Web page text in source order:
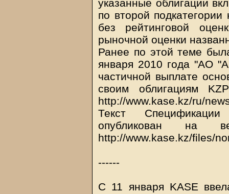
указанные облигации
по второй
без рейтинговой
рыночной оценки
Ранее по этой теме
января 2010 года "АО
частичной выплате
своим облигациям
http://www.kase.kz/ru/
Текст
опубликован на
http://www.kase.kz/files/
------
С 11 января KASE